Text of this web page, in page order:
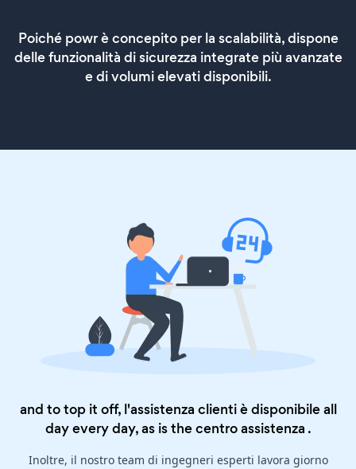
Poiché powr è concepito per la scalabilità, dispone
delle funzionalità di sicurezza integrate più avanzate
e di volumi elevati disponibili.
and to top it off, l'assistenza clienti è disponibile all
day every day, as is thecentro assistenza .
Inoltre, il nostro team di ingegneri esperti lavora giorno